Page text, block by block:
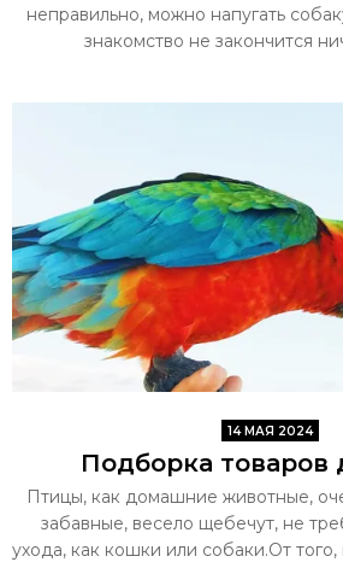
неправильно, можно напугать
знакомство не закончится
14 МАЯ 2024
Подборка товаров
Птицы, как домашние животные,
забавные, весело щебечут, не
ухода, как кошки или собаки.От того,